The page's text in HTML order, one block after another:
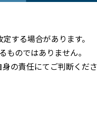
する場合があります。
のではありません。
の責任にてご判断くださ